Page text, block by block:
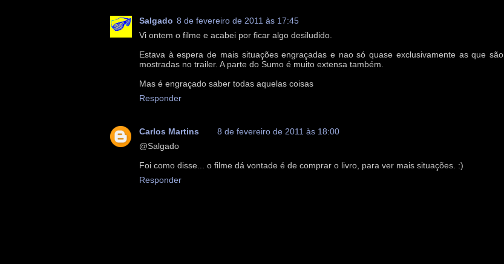
Salgado 8 de fevereiro de 2011 às 17:45
Vi ontem o filme e acabei por ficar algo desiludido.
Estava à espera de mais situações engraçadas e nao só quase exclusivamente as que são
mostradas no trailer. A parte do Sumo é muito extensa também.
Mas é engraçado saber todas aquelas coisas
Responder
Carlos Martins
8 de fevereiro de 2011 às 18:00
@Salgado
Foi como disse... o filme dá vontade é de comprar o livro, para ver mais situações. :)
Responder